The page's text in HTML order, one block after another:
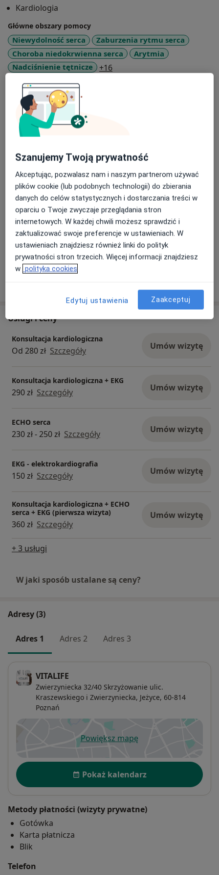
Kardiologia
Główne obszary pomocy
Niewydolność serca
Zaburzenia rytmu serca
Choroba niedokrwienna serca
Arytmia
Nadciśnienie tętnicze
+16a11y_sr_more_diseases
Pacjenci których przyjmuję
Dorośli (Tylko pod niektórymi adresami)
Rodzaje konsultacji
Stacjonarne
Zdjęcia i filmy
Zobacz galerię (6)
Usługi i ceny
Konsultacja kardiologiczna
Od 280 zł Szczegóły Umów wizytę
Konsultacja kardiologiczna + EKG
290 zł Szczegóły Umów wizytę
ECHO serca
230 zł - 250 zł Szczegóły Umów wizytę
EKG - elektrokardiografia
150 zł Szczegóły Umów wizytę
Konsultacja kardiologiczna + ECHO
serca + EKG (pierwsza wizyta)
360 zł Szczegóły
Umów wizytę
+ 3 usługi
W jaki sposób ustalane są ceny?
Adresy (3)
Adres 1 Adres 2 Adres 3
VITALIFE
Zwierzyniecka 32/40 Skrzyżowanie ulic.
Kraszewskiego i Zwierzyniecka, Jeżyce, 60-814
Poznań
Powiększ mapęotwiera się w nowej karcie
Dostępność
Pokaż kalendarz
Metody płatności (wizyty prywatne)
Gotówka
Karta płatnicza
Blik
Telefon
Szanujemy Twoją prywatność
Akceptując, pozwalasz nam i naszym partnerom używać
plików cookie (lub podobnych technologii) do zbierania
danych do celów statystycznych i dostarczania treści w
oparciu o Twoje zwyczaje przeglądania stron
internetowych. W każdej chwili możesz sprawdzić i
zaktualizować swoje preferencje w ustawieniach. W
ustawieniach znajdziesz również linki do polityk
prywatności stron trzecich. Więcej informacji znajdziesz
w polityka cookies
Edytuj ustawienia Zaakceptuj